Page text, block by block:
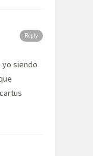
Reply
yo siendo